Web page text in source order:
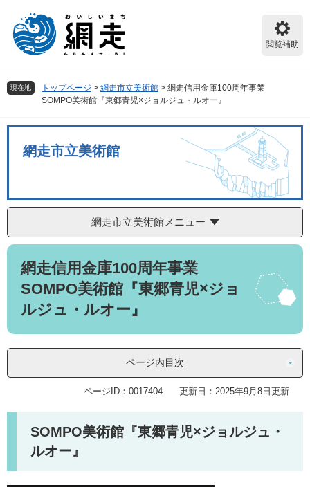
頭
で
飛
ば
て
閲覧補助
現在地 トップページ > 網走市立美術館 > 網走信用金庫100周年事業
SOMPO美術館『東郷青児×ジョルジュ・ルオー』
網走市立美術館
網走市立美術館メニュー
本
網走信用金庫100周年事業
SOMPO美術館『東郷青児×ジョ
ルジュ・ルオー』
ページ内目次
ページID：0017404 更新日：2025年9月8日更新
SOMPO美術館『東郷青児×ジョルジュ・
ルオー』